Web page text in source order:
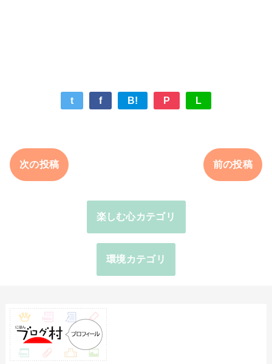
t f B! P L
次の投稿 前の投稿
楽しむ心カテゴリ
環境カテゴリ